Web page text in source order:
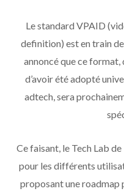
Le standard VPAID
definition) est en train de
annoncé que ce format,
d’avoir été adopté
adtech, sera
Ce faisant, le Tech Lab
pour les différents
proposant une roadmap